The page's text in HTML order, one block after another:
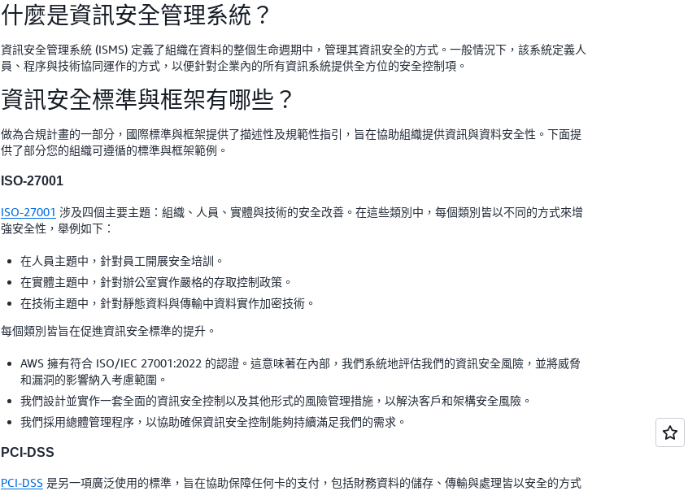
什麼是資訊安全管理系統？
資訊安全管理系統 (ISMS) 定義了組織在資料的整個生命週期中，管理其資訊安全的方式。一般情況下，該系統定義人
員、程序與技術協同運作的方式，以便針對企業內的所有資訊系統提供全方位的安全控制項。
資訊安全標準與框架有哪些？
做為合規計畫的一部分，國際標準與框架提供了描述性及規範性指引，旨在協助組織提供資訊與資料安全性。下面提
供了部分您的組織可遵循的標準與框架範例。
ISO-27001
ISO-27001 涉及四個主要主題：組織、人員、實體與技術的安全改善。在這些類別中，每個類別皆以不同的方式來增
強安全性，舉例如下：
在人員主題中，針對員工開展安全培訓。
在實體主題中，針對辦公室實作嚴格的存取控制政策。
在技術主題中，針對靜態資料與傳輸中資料實作加密技術。
每個類別皆旨在促進資訊安全標準的提升。
AWS 擁有符合 ISO/IEC 27001:2022 的認證。這意味著在內部，我們系統地評估我們的資訊安全風險，並將威脅
和漏洞的影響納入考慮範圍。
我們設計並實作一套全面的資訊安全控制以及其他形式的風險管理措施，以解決客戶和架構安全風險。
我們採用總體管理程序，以協助確保資訊安全控制能夠持續滿足我們的需求。
PCI-DSS
PCI-DSS是另一項廣泛使用的標準，旨在協助保障任何卡的支付，包括財務資料的儲存、傳輸與處理皆以安全的方式